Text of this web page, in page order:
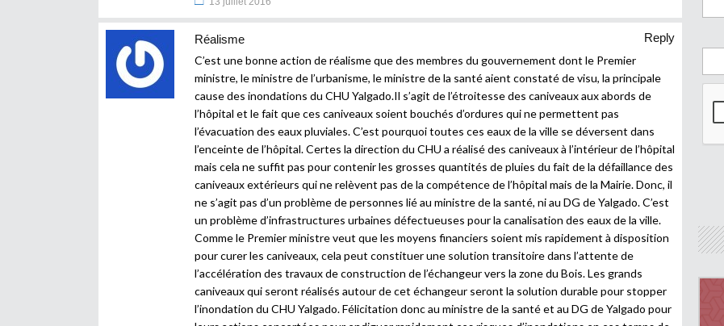
Réalisme
Reply
C’est une bonne action de réalisme que des membres du gouvernement dont le Premier
ministre, le ministre de l’urbanisme, le ministre de la santé aient constaté de visu, la principale
cause des inondations du CHU Yalgado.Il s’agit de l’étroitesse des caniveaux aux abords de
l’hôpital et le fait que ces caniveaux soient bouchés d’ordures qui ne permettent pas
l’évacuation des eaux pluviales. C’est pourquoi toutes ces eaux de la ville se déversent dans
l’enceinte de l’hôpital. Certes la direction du CHU a réalisé des caniveaux à l’intérieur de l’hôpital
mais cela ne suffit pas pour contenir les grosses quantités de pluies du fait de la défaillance des
caniveaux extérieurs qui ne relèvent pas de la compétence de l’hôpital mais de la Mairie. Donc, il
ne s’agit pas d’un problème de personnes lié au ministre de la santé, ni au DG de Yalgado. C’est
un problème d’infrastructures urbaines défectueuses pour la canalisation des eaux de la ville.
Comme le Premier ministre veut que les moyens financiers soient mis rapidement à disposition
pour curer les caniveaux, cela peut constituer une solution transitoire dans l’attente de
l’accélération des travaux de construction de l’échangeur vers la zone du Bois. Les grands
caniveaux qui seront réalisés autour de cet échangeur seront la solution durable pour stopper
l’inondation du CHU Yalgado. Félicitation donc au ministre de la santé et au DG de Yalgado pour